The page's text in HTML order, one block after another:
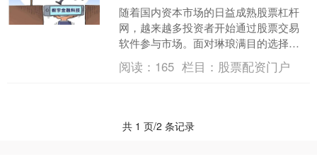
随着国内资本市场的日益成熟股票杠杆
网，越来越多投资者开始通过股票交易
软件参与市场。面对琳琅满目的选择，
如何挑选一个正规、安全且功能强大的
交易平台，成为投资者首要....
阅读： 165 栏目： 股票配资门户
共 1 页/2 条记录